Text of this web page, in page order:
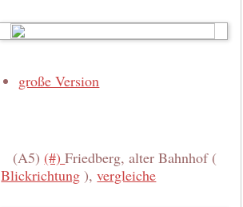
große Version
(A5) (#)Friedberg, alter Bahnhof (
Blickrichtung ),vergleiche